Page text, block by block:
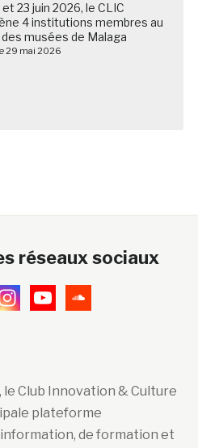
et 23 juin 2026, le CLIC
4 institutions membres au
musées de Malaga
29 mai 2026
réseaux sociaux
le Club Innovation & Culture
plateforme
de formation et